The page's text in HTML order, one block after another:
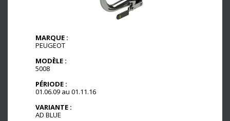
MARQUE :
PEUGEOT
MODÈLE :
5008
PÉRIODE :
01.06.09 au 01.11.16
VARIANTE :
AD BLUE